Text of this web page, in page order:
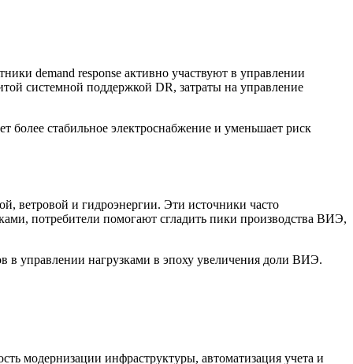
demand response активно участвуют в управлении
системной поддержкой DR, затраты на управление
более стабильное электроснабжение и уменьшает риск
ветровой и гидроэнергии. Эти источники часто
потребители помогают сгладить пики производства ВИЭ,
в управлении нагрузками в эпоху увеличения доли ВИЭ.
модернизации инфраструктуры, автоматизация учета и